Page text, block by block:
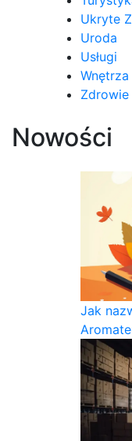
Ukryte
Uroda
Usługi
Wnętrza
Zdrowie
Nowości
Jak